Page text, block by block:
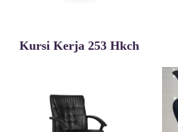
Kursi Kerja 253 Hkch